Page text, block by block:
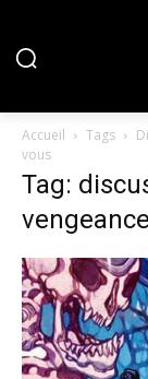
Accueil Tags
vous
Tag: